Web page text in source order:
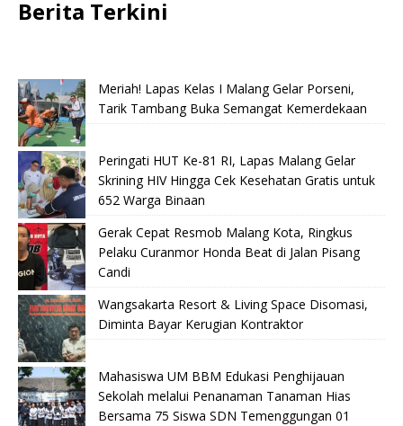
Berita Terkini
Meriah! Lapas Kelas I Malang Gelar Porseni,
Tarik Tambang Buka Semangat Kemerdekaan
Peringati HUT Ke-81 RI, Lapas Malang Gelar
Skrining HIV Hingga Cek Kesehatan Gratis untuk
652 Warga Binaan
Gerak Cepat Resmob Malang Kota, Ringkus
Pelaku Curanmor Honda Beat di Jalan Pisang
Candi
Wangsakarta Resort & Living Space Disomasi,
Diminta Bayar Kerugian Kontraktor
Mahasiswa UM BBM Edukasi Penghijauan
Sekolah melalui Penanaman Tanaman Hias
Bersama 75 Siswa SDN Temenggungan 01